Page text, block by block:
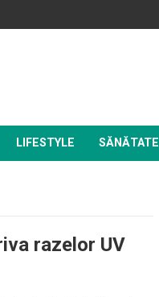
LIFESTYLE SĂNĂTATE
razelor UV